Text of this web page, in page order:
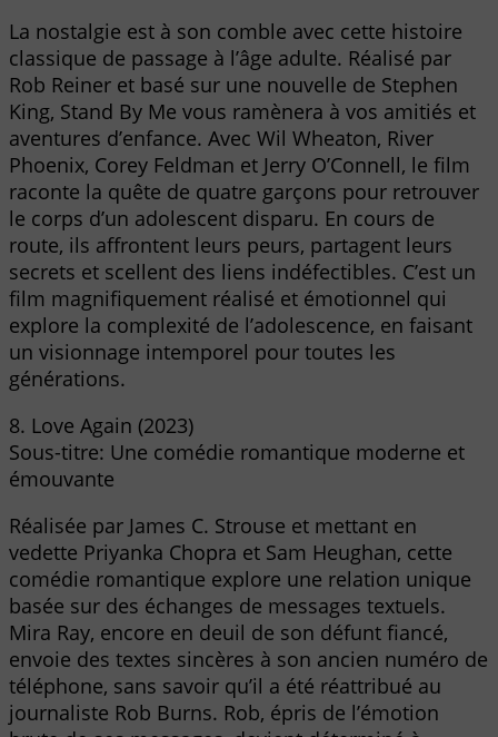
La nostalgie est à son comble avec cette histoire
classique de passage à l’âge adulte. Réalisé par
Rob Reiner et basé sur une nouvelle de Stephen
King, Stand By Me vous ramènera à vos amitiés et
aventures d’enfance. Avec Wil Wheaton, River
Phoenix, Corey Feldman et Jerry O’Connell, le film
raconte la quête de quatre garçons pour retrouver
le corps d’un adolescent disparu. En cours de
route, ils affrontent leurs peurs, partagent leurs
secrets et scellent des liens indéfectibles. C’est un
film magnifiquement réalisé et émotionnel qui
explore la complexité de l’adolescence, en faisant
un visionnage intemporel pour toutes les
générations.
8. Love Again (2023)
Sous-titre: Une comédie romantique moderne et
émouvante
Réalisée par James C. Strouse et mettant en
vedette Priyanka Chopra et Sam Heughan, cette
comédie romantique explore une relation unique
basée sur des échanges de messages textuels.
Mira Ray, encore en deuil de son défunt fiancé,
envoie des textes sincères à son ancien numéro de
téléphone, sans savoir qu’il a été réattribué au
journaliste Rob Burns. Rob, épris de l’émotion